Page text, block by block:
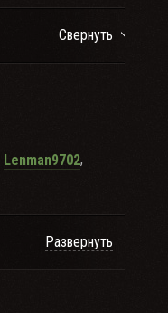
Свернуть
Lenman9702,
Развернуть